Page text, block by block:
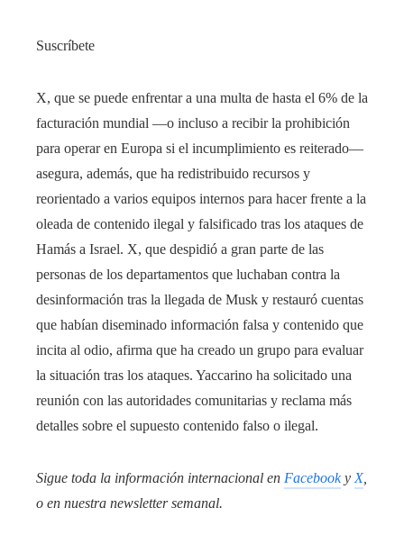
Suscríbete
X, que se puede enfrentar a una multa de hasta el 6% de la
facturación mundial —o incluso a recibir la prohibición
para operar en Europa si el incumplimiento es reiterado—
asegura, además, que ha redistribuido recursos y
reorientado a varios equipos internos para hacer frente a la
oleada de contenido ilegal y falsificado tras los ataques de
Hamás a Israel. X, que despidió a gran parte de las
personas de los departamentos que luchaban contra la
desinformación tras la llegada de Musk y restauró cuentas
que habían diseminado información falsa y contenido que
incita al odio, afirma que ha creado un grupo para evaluar
la situación tras los ataques. Yaccarino ha solicitado una
reunión con las autoridades comunitarias y reclama más
detalles sobre el supuesto contenido falso o ilegal.
Sigue toda la información internacional en Facebooky X,
o en nuestra newsletter semanal.